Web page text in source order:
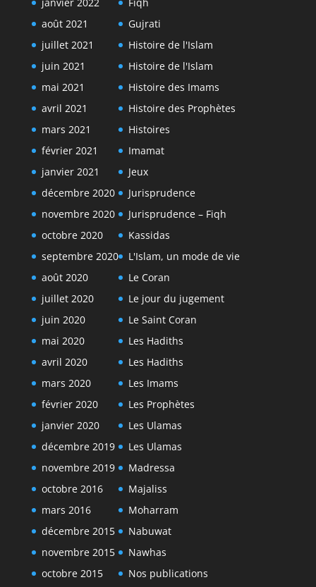
août 2021
juillet 2021
juin 2021
mai 2021
avril 2021
mars 2021
février 2021
janvier 2021
décembre 2020
novembre 2020
octobre 2020
septembre 2020
août 2020
juillet 2020
juin 2020
mai 2020
avril 2020
mars 2020
février 2020
janvier 2020
décembre 2019
novembre 2019
octobre 2016
mars 2016
décembre 2015
novembre 2015
octobre 2015
Gujrati
Histoire de l'Islam
Histoire de l'Islam
Histoire des Imams
Histoire des Prophètes
Histoires
Imamat
Jeux
Jurisprudence
Jurisprudence – Fiqh
Kassidas
L'Islam, un mode de vie
Le Coran
Le jour du jugement
Le Saint Coran
Les Hadiths
Les Hadiths
Les Imams
Les Prophètes
Les Ulamas
Les Ulamas
Madressa
Majaliss
Moharram
Nabuwat
Nawhas
Nos publications